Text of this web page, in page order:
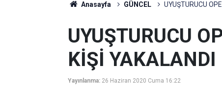
Anasayfa GÜNCEL UYUŞTURUCU
UYUŞTURUCU
KİŞİ YAKALANDI
Yayınlanma: 26 Haziran 2020 Cuma 16:22